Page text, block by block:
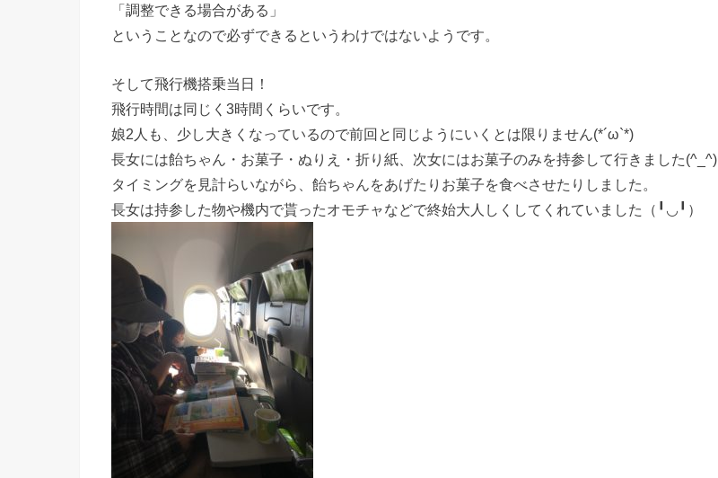
「調整できる場合がある」
ということなので必ずできるというわけではないようです。
そして飛行機搭乗当日！
飛行時間は同じく3時間くらいです。
娘2人も、少し大きくなっているので前回と同じようにいくとは限りません(*´ω`*)
長女には飴ちゃん・お菓子・ぬりえ・折り紙、次女にはお菓子のみを持参して行きました(^_^)
タイミングを見計らいながら、飴ちゃんをあげたりお菓子を食べさせたりしました。
長女は持参した物や機内で貰ったオモチャなどで終始大人しくしてくれていました（╹◡╹）